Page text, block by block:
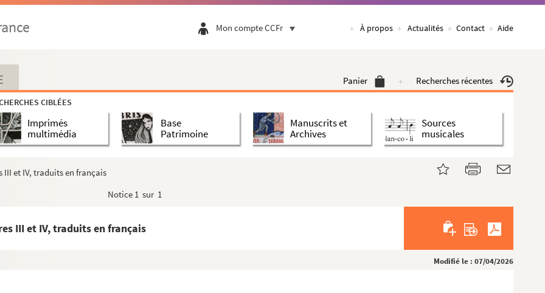
Mon compte CCFr À propos Actualités Contact Aide
Panier Recherches récentes
CIBLÉES
Imprimés
multimédia
Base
Patrimoine
Manuscrits et
Archives
Sources
musicales
III et IV, traduits en français
Notice 1 sur 1
III et IV, traduits en français
Modifié le : 07/04/2026
à l'Exposition universelle de Paris, 1878
de Tournefort, combiné avec celui de L...